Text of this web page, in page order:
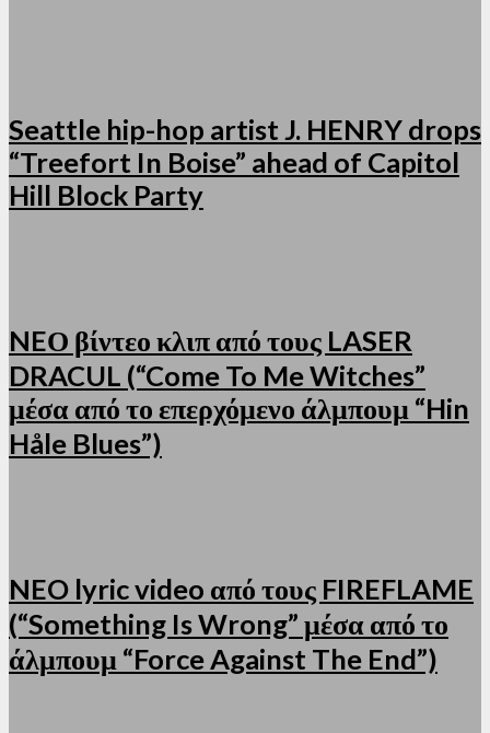
Seattle hip-hop artist J. HENRY drops
“Treefort In Boise” ahead of Capitol
Hill Block Party
NEΟ βίντεο κλιπ από τους LASER
DRACUL (“Come To Me Witches”
μέσα από το επερχόμενο άλμπουμ “Hin
Håle Blues”)
NEO lyric video από τους FIREFLAME
(“Something Is Wrong” μέσα από το
άλμπουμ “Force Against The End”)